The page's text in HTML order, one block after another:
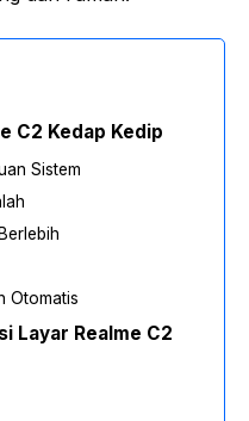
C2 Kedap Kedip
Sistem
Otomatis
Layar Realme C2